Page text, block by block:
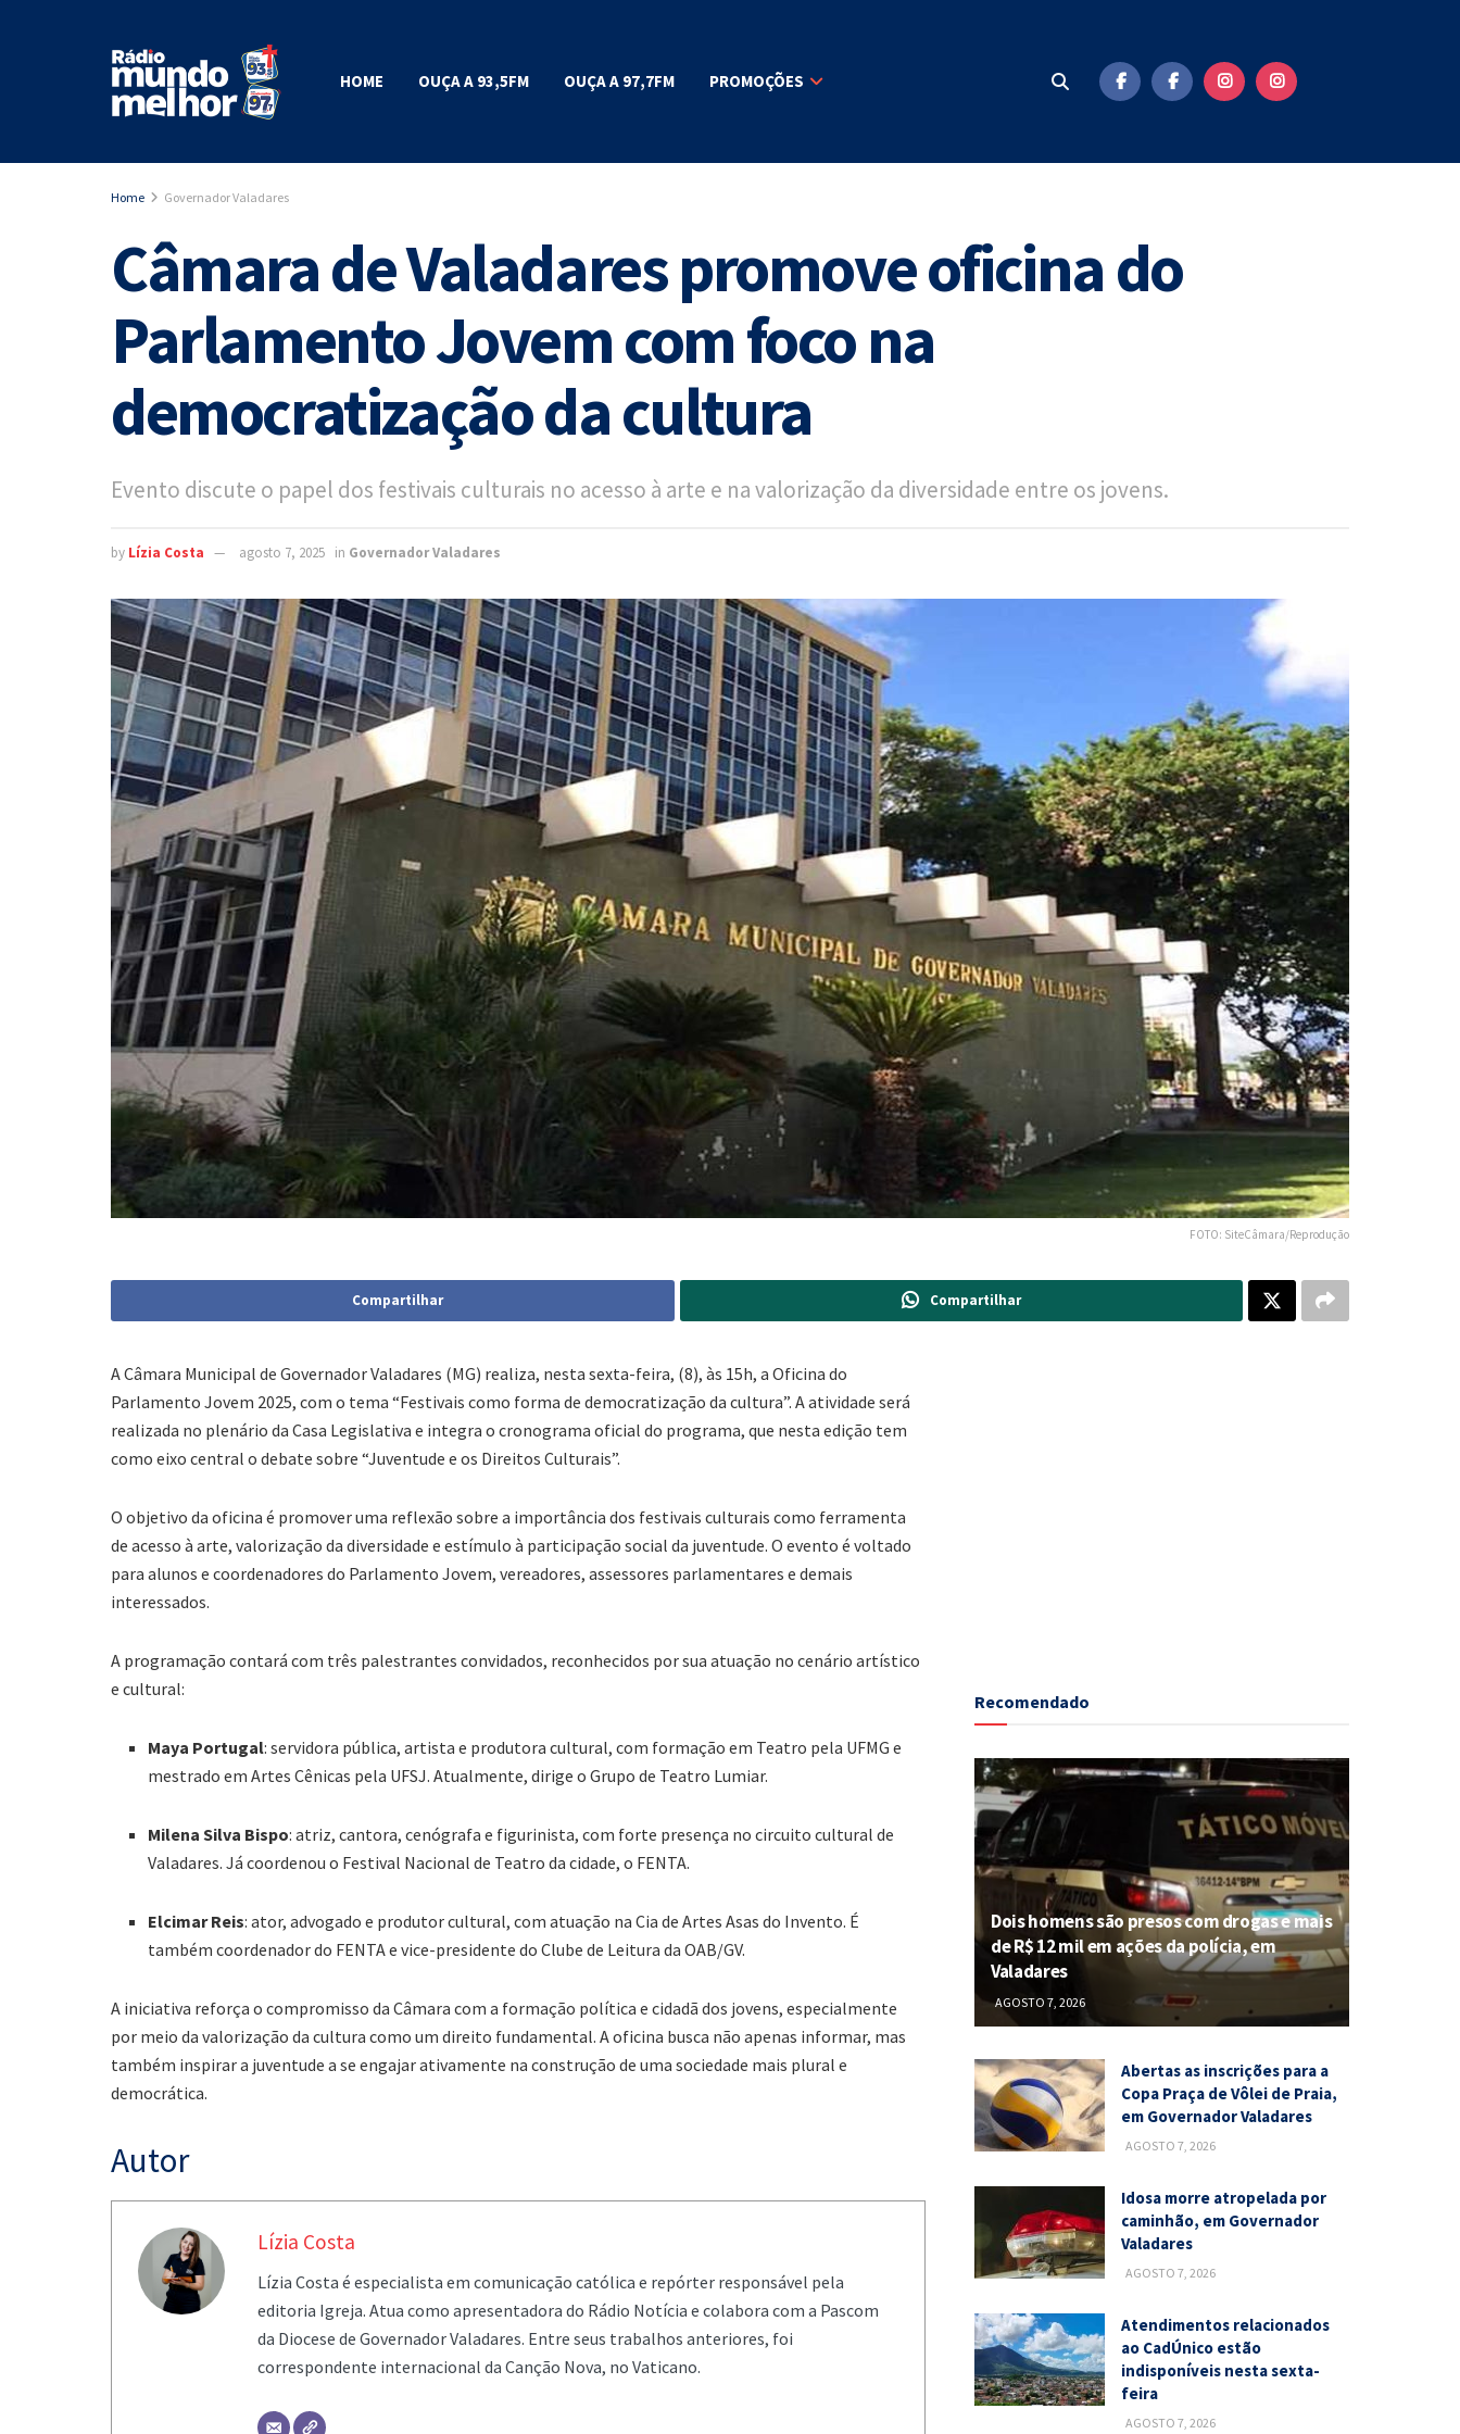
HOME OUÇA A 93,5FM OUÇA A 97,7FM PROMOÇÕES
Home Governador Valadares
Câmara de Valadares promove oficina do
Parlamento Jovem com foco na
democratização da cultura
Evento discute o papel dos festivais culturais no acesso à arte e na valorização da diversidade entre os jovens.
by Lízia Costa agosto 7, 2025 in Governador Valadares
FOTO: SiteCâmara/Reprodução
Compartilhar Compartilhar
A Câmara Municipal de Governador Valadares (MG) realiza, nesta sexta-feira, (8), às 15h, a Oficina do
Parlamento Jovem 2025, com o tema “Festivais como forma de democratização da cultura”. A atividade será
realizada no plenário da Casa Legislativa e integra o cronograma oficial do programa, que nesta edição tem
como eixo central o debate sobre “Juventude e os Direitos Culturais”.
O objetivo da oficina é promover uma reflexão sobre a importância dos festivais culturais como ferramenta
de acesso à arte, valorização da diversidade e estímulo à participação social da juventude. O evento é voltado
para alunos e coordenadores do Parlamento Jovem, vereadores, assessores parlamentares e demais
interessados.
A programação contará com três palestrantes convidados, reconhecidos por sua atuação no cenário artístico
e cultural:
Maya Portugal: servidora pública, artista e produtora cultural, com formação em Teatro pela UFMG e
mestrado em Artes Cênicas pela UFSJ. Atualmente, dirige o Grupo de Teatro Lumiar.
Milena Silva Bispo: atriz, cantora, cenógrafa e figurinista, com forte presença no circuito cultural de
Valadares. Já coordenou o Festival Nacional de Teatro da cidade, o FENTA.
Elcimar Reis: ator, advogado e produtor cultural, com atuação na Cia de Artes Asas do Invento. É
também coordenador do FENTA e vice-presidente do Clube de Leitura da OAB/GV.
A iniciativa reforça o compromisso da Câmara com a formação política e cidadã dos jovens, especialmente
por meio da valorização da cultura como um direito fundamental. A oficina busca não apenas informar, mas
também inspirar a juventude a se engajar ativamente na construção de uma sociedade mais plural e
democrática.
Autor
Lízia Costa
Lízia Costa é especialista em comunicação católica e repórter responsável pela
editoria Igreja. Atua como apresentadora do Rádio Notícia e colabora com a Pascom
da Diocese de Governador Valadares. Entre seus trabalhos anteriores, foi
correspondente internacional da Canção Nova, no Vaticano.
Recomendado
Dois homens são presos com drogas e mais
de R$ 12 mil em ações da polícia, em
Valadares
AGOSTO 7, 2026
Abertas as inscrições para a
Copa Praça de Vôlei de Praia,
em Governador Valadares
AGOSTO 7, 2026
Idosa morre atropelada por
caminhão, em Governador
Valadares
AGOSTO 7, 2026
Atendimentos relacionados
ao CadÚnico estão
indisponíveis nesta sexta-
feira
AGOSTO 7, 2026